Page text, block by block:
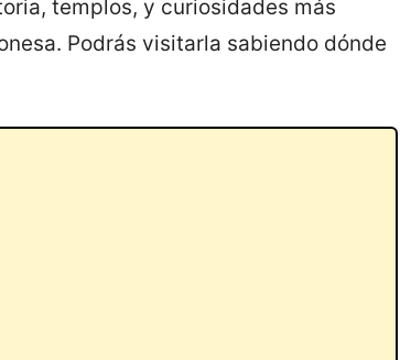
templos, y curiosidades más
Podrás visitarla sabiendo dónde